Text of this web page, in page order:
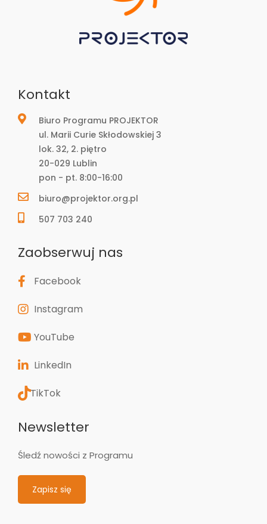
Kontakt
Biuro Programu PROJEKTOR
ul. Marii Curie Skłodowskiej 3
lok. 32, 2. piętro
20-029 Lublin
pon - pt. 8:00-16:00
biuro@projektor.org.pl
507 703 240
Zaobserwuj nas
Facebook
Instagram
YouTube
LinkedIn
TikTok
Newsletter
Śledź nowości z Programu
Zapisz się